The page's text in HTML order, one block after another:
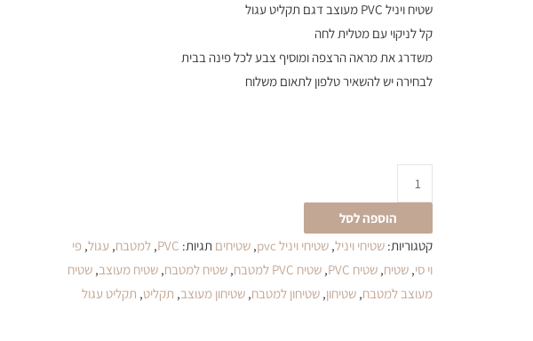
שטיח ויניל PVC מעוצב דגם תקליט עגול
קל לניקוי עם מטלית לחה
משדרג את מראה הרצפה ומוסיף צבע לכל פינה בבית
לבחירה יש להשאיר טלפון לתאום משלוח
עגול
הוספה לסל
קטגוריות:שטיחי ויניל,שטיחי ויניל pvc ,שטיחים תגיות: PVC
,למטבח, עגול,פי
וי סי,שטיח,שטיח PVC ,שטיח PVC למטבח ,שטיח למטבח,שטיח מעוצב,שטיח
מעוצב למטבח,שטיחון,שטיחון למטבח,שטיחון מעוצב, תקליט, תקליט עגול